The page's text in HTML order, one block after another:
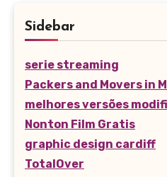
Sidebar
serie streaming
Packers and Movers in
melhores versões
Nonton Film Gratis
graphic design cardiff
TotalOver